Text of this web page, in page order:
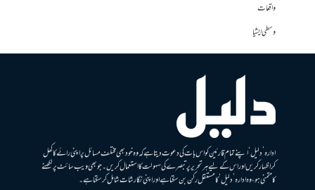
واقعات
وسطی ایشیا
ادارہ ’دلیل‘ اپنے تمام قارئین کو اس بات کی دعوت دیتا ہے کہ وہ خود بھی مختلف مسائل پر اپنی رائے کا کھل
کر اظہار کریں اور اس کے لیے ہر تحریر پر تبصرے کی سہولت کا استعمال کریں۔ جو بھی ویب سائٹ پر لکھنے
کا متمنی ہو، وہ ادارہ ’دلیل‘ کا مستقل رکن بن سکتا ہے اور اپنی نگارشات شامل کرسکتا ہے۔